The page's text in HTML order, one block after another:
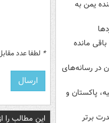
یمن به
مانده
در رسانه‌های
پاکستان و
برتر
* لطفا عدد
این مطالب